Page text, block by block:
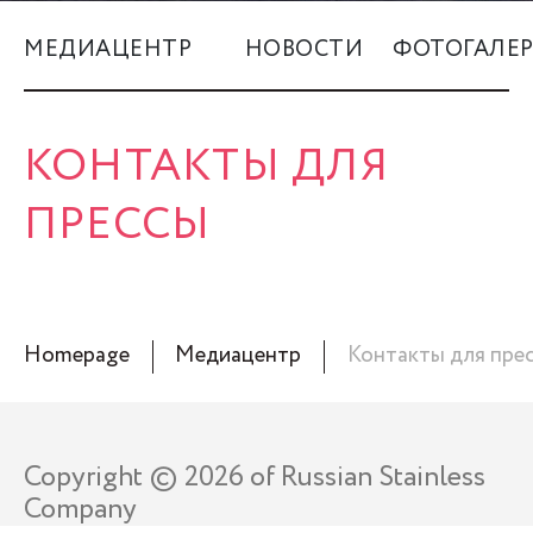
МЕДИАЦЕНТР НОВОСТИ
КОНТАКТЫ ДЛЯ
ПРЕССЫ
Homepage Медиацентр Контакты для
Copyright © 2026 of Russian Stainless
Company